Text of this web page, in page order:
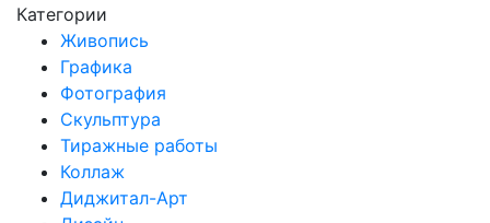
Категории
Живопись
Графика
Фотография
Скульптура
Тиражные работы
Коллаж
Диджитал-Арт